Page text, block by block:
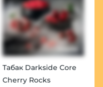
Табак Darkside Core
Cherry Rocks